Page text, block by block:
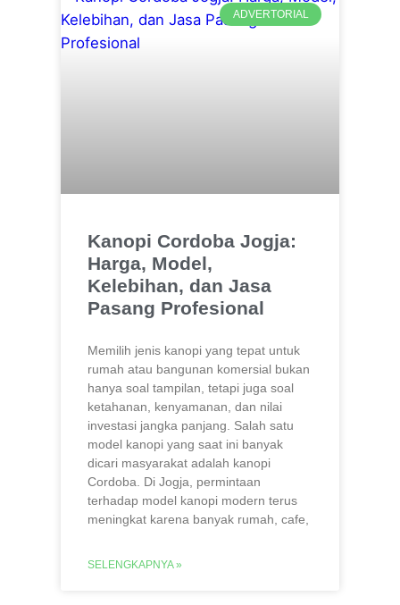
ADVERTORIAL
Kanopi Cordoba Jogja:
Harga, Model,
Kelebihan, dan Jasa
Pasang Profesional
Memilih jenis kanopi yang tepat untuk
rumah atau bangunan komersial bukan
hanya soal tampilan, tetapi juga soal
ketahanan, kenyamanan, dan nilai
investasi jangka panjang. Salah satu
model kanopi yang saat ini banyak
dicari masyarakat adalah kanopi
Cordoba. Di Jogja, permintaan
terhadap model kanopi modern terus
meningkat karena banyak rumah, cafe,
SELENGKAPNYA »